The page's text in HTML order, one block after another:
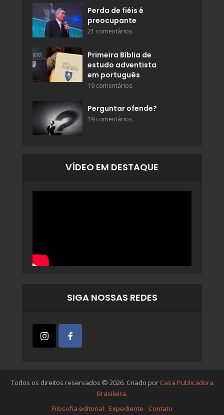
Perda de fiéis é
preocupante
21 comentários
Primeira Bíblia de
estudo adventista
em português
19 comentários
Perguntar ofende?
19 comentários
VÍDEO EM DESTAQUE
SIGA NOSSAS REDES
Todos os direitos reservados © 2026. Criado por Casa Publicadora
Brasileira.
Filosofia editorial
Expediente Contato